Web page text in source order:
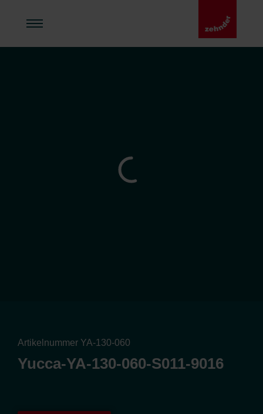
Artikelnummer YA-130-060
Yucca-YA-130-060-S011-9016